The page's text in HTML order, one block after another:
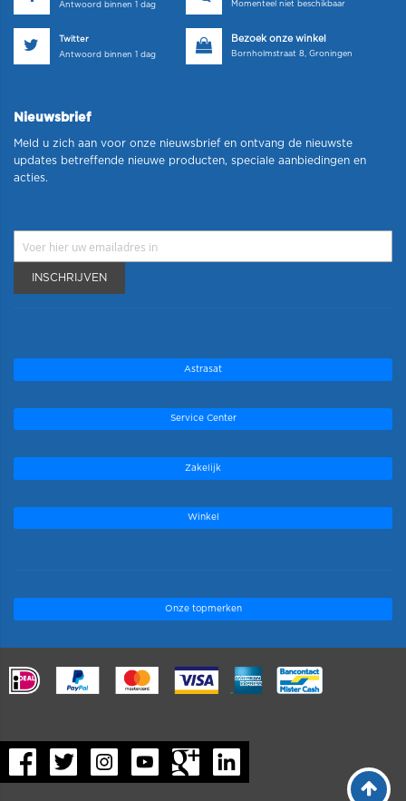
Antwoord binnen 1 dag
Momenteel niet beschikbaar
Twitter
Antwoord binnen 1 dag
Bezoek onze winkel
Bornholmstraat 8, Groningen
Nieuwsbrief
Meld u zich aan voor onze nieuwsbrief en ontvang de nieuwste
updates betreffende nieuwe producten, speciale aanbiedingen en
acties.
INSCHRIJVEN
Astrasat
Service Center
Zakelijk
Winkel
Onze topmerken
.